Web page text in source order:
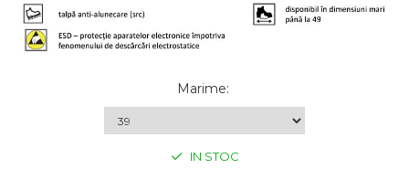
Marime:
IN STOC